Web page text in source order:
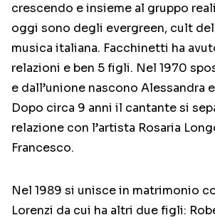
crescendo e insieme al gruppo
oggi sono degli evergreen, cult
musica italiana. Facchinetti ha
relazioni e ben 5 figli. Nel 1970
e dall’unione nascono Alessandra
Dopo circa 9 anni il cantante si
relazione con l’artista Rosaria
Francesco.
Nel 1989 si unisce in matrimonio
Lorenzi da cui ha altri due figli: